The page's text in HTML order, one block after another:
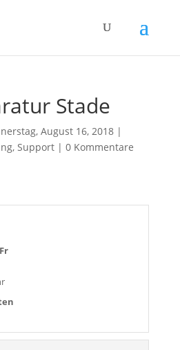
Stade
August 16, 2018|
, Support| 0 Kommentare